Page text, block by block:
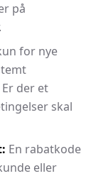
på
for nye
der et
skal
En rabatkode
eller